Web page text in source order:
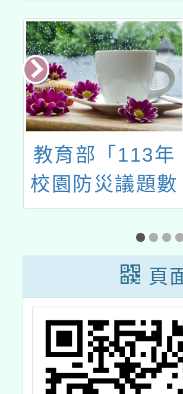
教育部「113年
校園防災議題數
位教案徵選」實
施計畫1份
頁